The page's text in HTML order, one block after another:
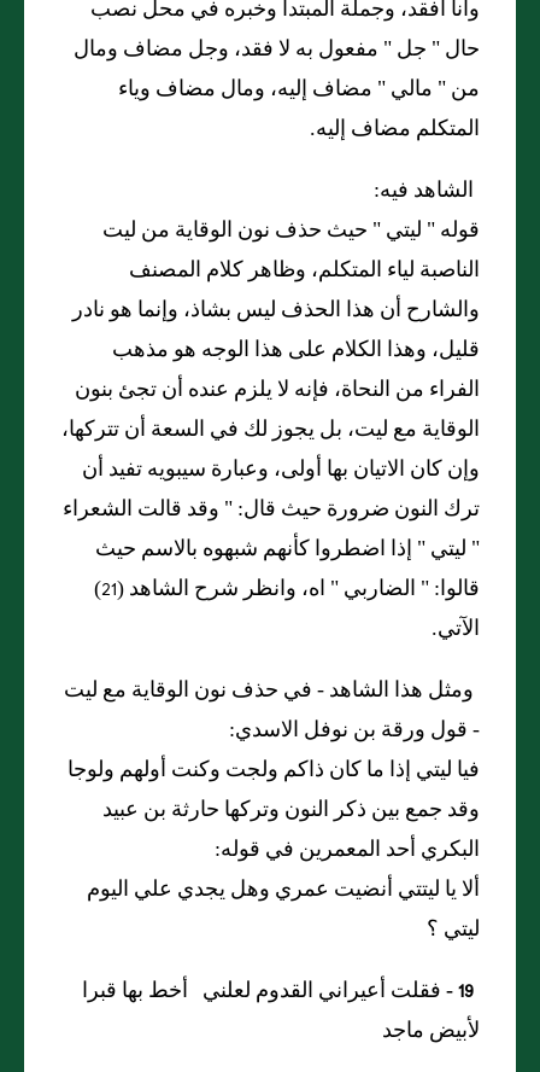
وأنا أفقد، وجملة المبتدأ وخبره في محل نصب
حال "جل"مفعول به لا فقد، وجل مضاف ومال
من"مالي"مضاف إليه، ومال مضاف وياء
المتكلم مضاف إليه.
الشاهد فيه:
قوله "ليتي"حيث حذف نون الوقاية من ليت
الناصبة لياء المتكلم، وظاهر كلام المصنف
والشارح أن هذا الحذف ليس بشاذ، وإنما هو نادر
قليل، وهذا الكلام على هذا الوجه هو مذهب
الفراء من النحاة، فإنه لا يلزم عنده أن تجئ بنون
الوقاية مع ليت، بل يجوز لك في السعة أن تتركها،
وإن كان الاتيان بها أولى، وعبارة سيبويه تفيد أن
ترك النون ضرورة حيث قال: "وقد قالت الشعراء
"ليتي"إذا اضطروا كأنهم شبهوه بالاسم حيث
قالوا: "الضاربي"اه، وانظر شرح الشاهد(21)
الآتي.
ومثل هذا الشاهد - في حذف نون الوقاية مع ليت
- قول ورقة بن نوفل الاسدي:
فيا ليتي إذا ما كان ذاكم ولجت وكنت أولهم ولوجا
وقد جمع بين ذكر النون وتركها حارثة بن عبيد
البكري أحد المعمرين في قوله:
ألا يا ليتتي أنضيت عمري وهل يجدي علي اليوم
ليتي ؟
19 - فقلت أعيراني القدوم لعلني أخط بها قبرا
لأبيض ماجد